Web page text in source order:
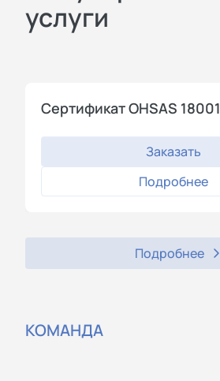
услуги
Сертификат OHSAS 18001
Заказать
Подробнее
Подробнее
КОМАНДА